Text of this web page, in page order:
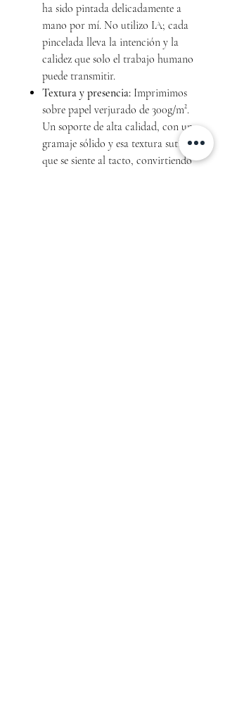
ha sido pintada delicadamente a
mano por mí. No utilizo IA; cada
pincelada lleva la intención y la
calidez que solo el trabajo humano
puede transmitir.
Textura y presencia: Imprimimos
sobre papel verjurado de 300g/m².
Un soporte de alta calidad, con un
gramaje sólido y esa textura sutil
que se siente al tacto, convirtiendo